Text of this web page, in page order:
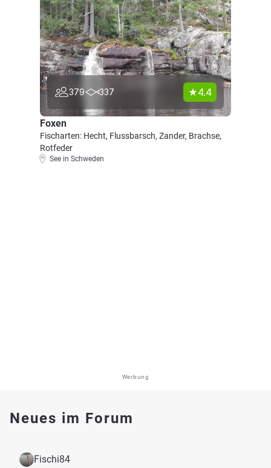
379 337 4.4
Foxen
Fischarten: Hecht, Flussbarsch, Zander, Brachse,
Rotfeder
See in Schweden
Werbung
Neues im Forum
Fischi84